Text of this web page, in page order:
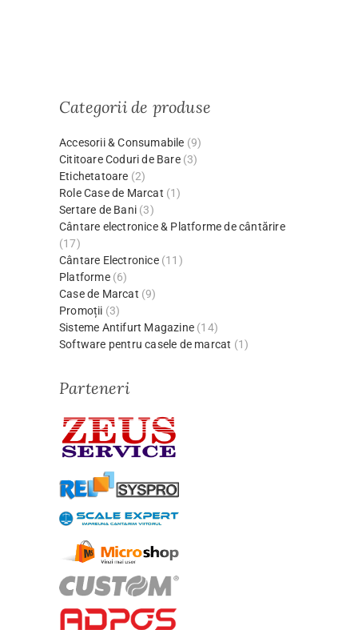
Categorii de produse
Accesorii & Consumabile (9)
Cititoare Coduri de Bare (3)
Etichetatoare (2)
Role Case de Marcat (1)
Sertare de Bani (3)
Cântare electronice & Platforme de cântărire
(17)
Cântare Electronice (11)
Platforme (6)
Case de Marcat (9)
Promoții (3)
Sisteme Antifurt Magazine (14)
Software pentru casele de marcat (1)
Parteneri